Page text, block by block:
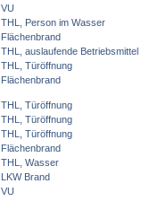
VU
THL, Person im Wasser
Flächenbrand
THL, auslaufende Betriebsmittel
THL, Türöffnung
Flächenbrand
THL, Türöffnung
THL, Türöffnung
THL, Türöffnung
Flächenbrand
THL, Wasser
LKW Brand
VU